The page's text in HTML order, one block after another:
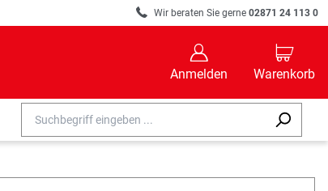
R Wir beraten Sie gerne 02871 24 113 0
B
Anmelden
C
Warenkorb